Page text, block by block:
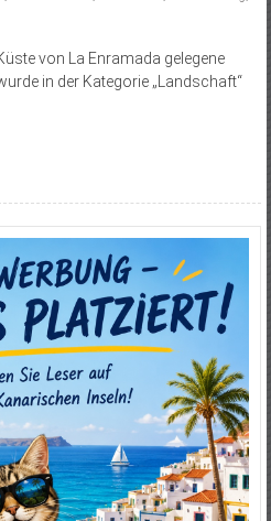
von La Enramada gelegene
in der Kategorie „Landschaft“